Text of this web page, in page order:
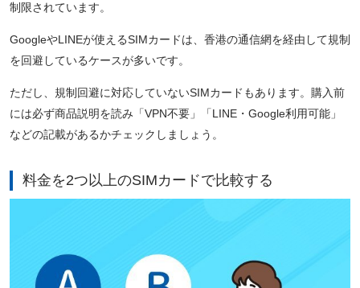
制限されています。
GoogleやLINEが使えるSIMカードは、香港の通信網を経由して規制
を回避しているケースが多いです。
ただし、規制回避に対応していないSIMカードもあります。購入前
には必ず商品説明を読み「VPN不要」「LINE・Google利用可能」
などの記載があるかチェックしましょう。
料金を2つ以上のSIMカードで比較する